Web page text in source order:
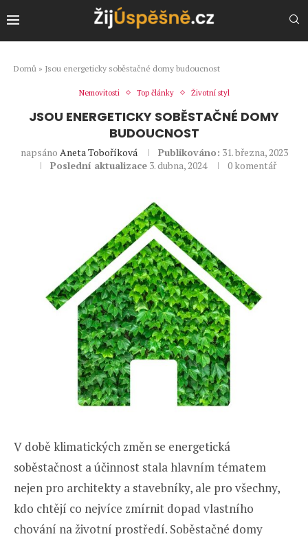
Domů » Jsou energeticky soběstačné domy budoucnost
Nemovitosti Top články Životní styl
JSOU ENERGETICKY SOBĚSTAČNÉ DOMY
BUDOUCNOST
napsáno Aneta Toboříková Publikováno: 31. března, 2023
Poslední aktualizace 3. dubna, 2024 0 komentář
V době klimatických změn se energetická
soběstačnost a účinnost stala hlavním tématem
nejen pro architekty a stavebníky, ale pro všechny,
kdo chtějí co nejvíce zmírnit dopad vlastního
chování na životní prostředí. Soběstačné domy